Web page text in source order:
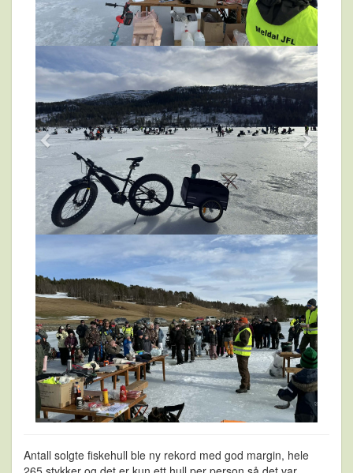
Antall solgte fiskehull ble ny rekord med god margin, hele